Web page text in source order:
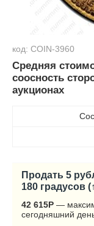
код: COIN-3960
Средняя
соосность
аукционах
Продать 5
180 градусов
42 615Р —
сегодняшний